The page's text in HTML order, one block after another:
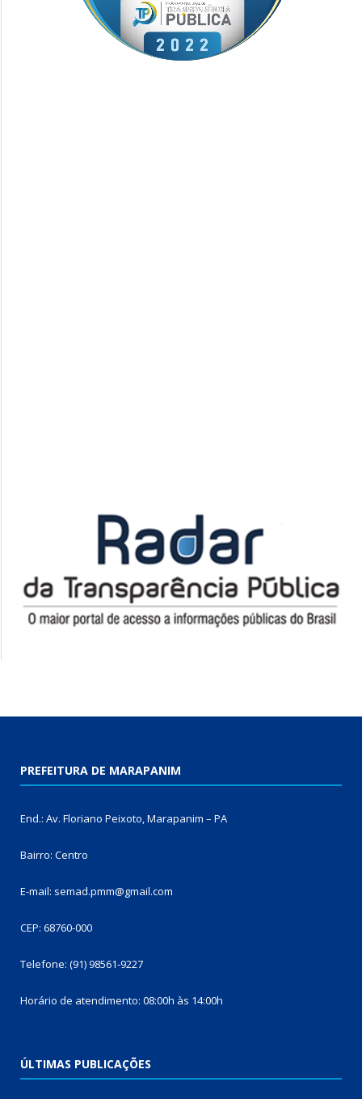
PREFEITURA DE MARAPANIM
End.: Av. Floriano Peixoto, Marapanim – PA
Bairro: Centro
E-mail: semad.pmm@gmail.com
CEP: 68760-000
Telefone: (91) 98561-9227
Horário de atendimento: 08:00h às 14:00h
ÚLTIMAS PUBLICAÇÕES